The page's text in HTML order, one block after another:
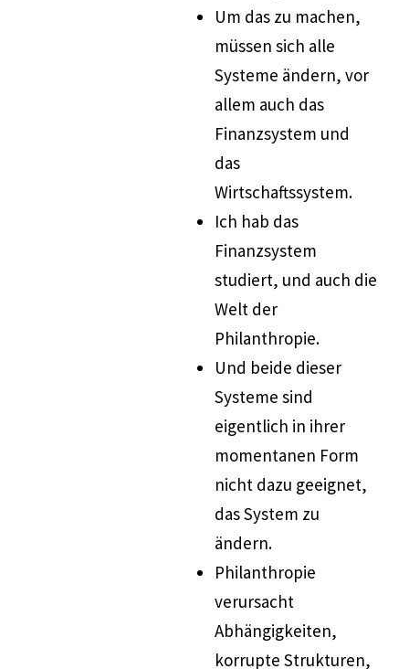
Um das zu machen,
müssen sich alle
Systeme ändern, vor
allem auch das
Finanzsystem und
das
Wirtschaftssystem.
Ich hab das
Finanzsystem
studiert, und auch die
Welt der
Philanthropie.
Und beide dieser
Systeme sind
eigentlich in ihrer
momentanen Form
nicht dazu geeignet,
das System zu
ändern.
Philanthropie
verursacht
Abhängigkeiten,
korrupte Strukturen,